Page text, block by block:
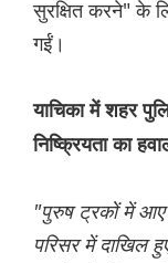
सुरक्षित करने" के
गईं।
याचिका में शहर
निष्क्रियता का
"पुरुष ट्रकों में
परिसर में दाखिल